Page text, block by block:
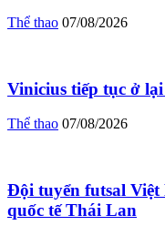
Thể thao 07/08/2026
Vinicius tiếp tục ở
Thể thao 07/08/2026
Đội tuyển futsal Việt
quốc tế Thái Lan